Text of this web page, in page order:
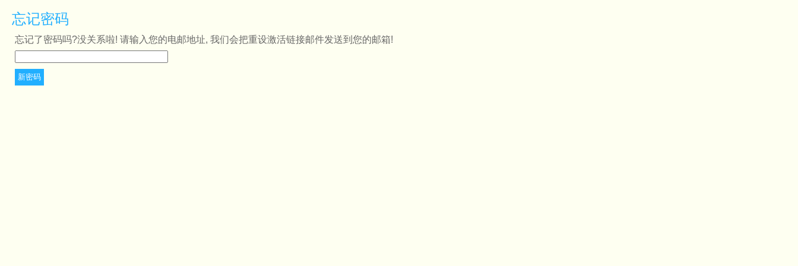
忘记密码
忘记了密码吗?没关系啦! 请输入您的电邮地址, 我们会把重设激活链接邮件发送到您的邮箱!